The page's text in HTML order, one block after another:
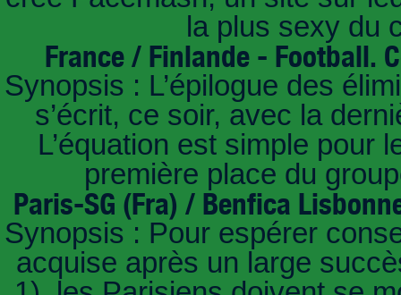
la plus sexy du
France / Finlande - Football.
Synopsis : L’épilogue des
s’écrit, ce soir, avec la
L’équation est simple pour
première place du
Paris-SG (Fra) / Benfica
Synopsis : Pour espérer
acquise après un large